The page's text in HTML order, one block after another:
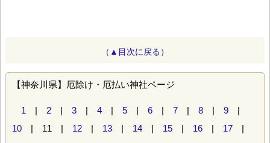
（▲目次に戻る）
【神奈川県】厄除け・厄払い神社ページ
1 | 2 | 3 | 4 | 5 | 6 | 7 | 8 | 9 |
10 | 11 | 12 | 13 | 14 | 15 | 16 | 17 |